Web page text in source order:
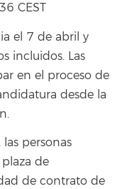
CEST
el 7 de abril y
incluidos. Las
en el proceso de
desde la
personas
de
de contrato de